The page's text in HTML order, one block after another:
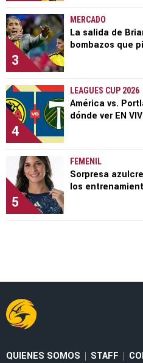
3
MERCADO
La salida de
bombazos que
4
LEAGUES CUP 2026
América vs.
dónde ver EN
5
FEMENIL
Sorpresa
los
QUIENES SOMOS | STAFF |